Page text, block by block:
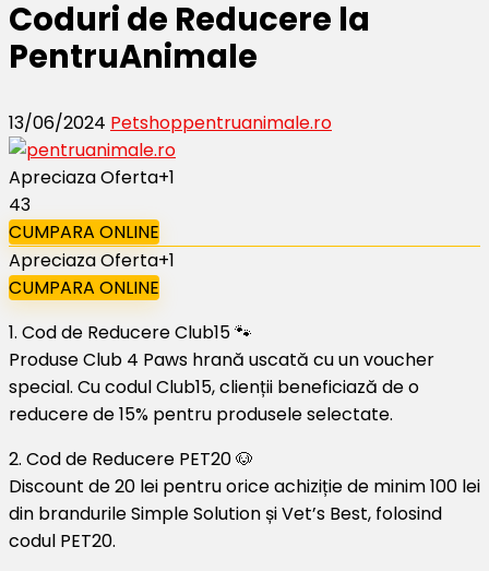
Coduri de Reducere la
PentruAnimale
13/06/2024 Petshoppentruanimale.ro
Apreciaza Oferta+1
43
CUMPARA ONLINE
Apreciaza Oferta+1
CUMPARA ONLINE
1. Cod de Reducere Club15 🐾
Produse Club 4 Paws hrană uscată cu un voucher
special. Cu codul Club15, clienții beneficiază de o
reducere de 15% pentru produsele selectate.
2. Cod de Reducere PET20 🐶
Discount de 20 lei pentru orice achiziție de minim 100 lei
din brandurile Simple Solution și Vet’s Best, folosind
codul PET20.